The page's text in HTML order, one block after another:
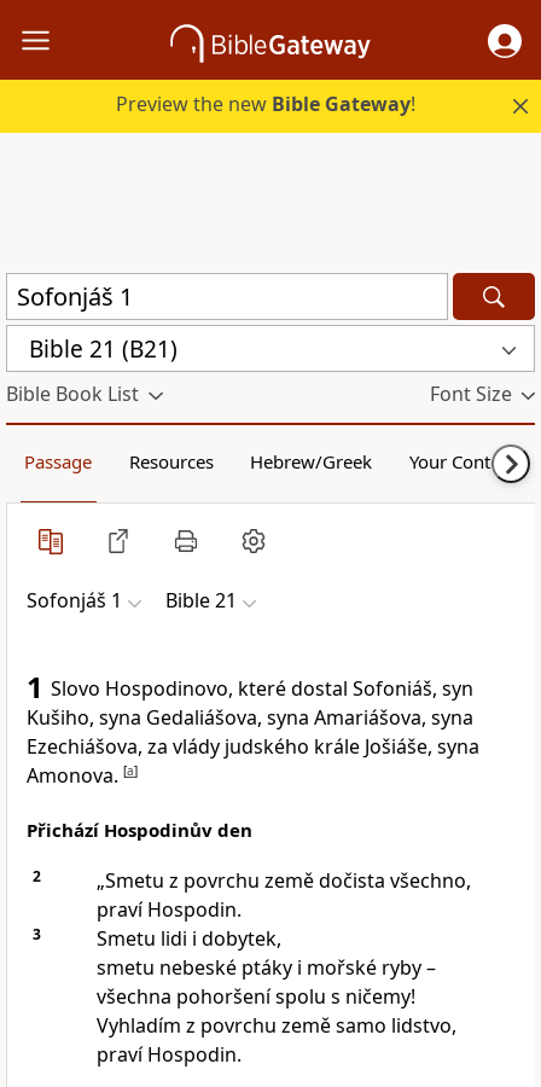
Preview the new Bible Gateway!
Bible 21 (B21)
Bible Book List Font Size
Passage Resources Hebrew/Greek Your Content
Sofonjáš 1 Bible 21
1 Slovo Hospodinovo, které dostal Sofoniáš, syn
Kušiho, syna Gedaliášova, syna Amariášova, syna
Ezechiášova, za vlády judského krále Jošiáše, syna
Amonova. [a]
Přichází Hospodinův den
2
„Smetu z povrchu země dočista všechno,
praví Hospodin.
3
Smetu lidi i dobytek,
smetu nebeské ptáky i mořské ryby –
všechna pohoršení spolu s ničemy!
Vyhladím z povrchu země samo lidstvo,
praví Hospodin.